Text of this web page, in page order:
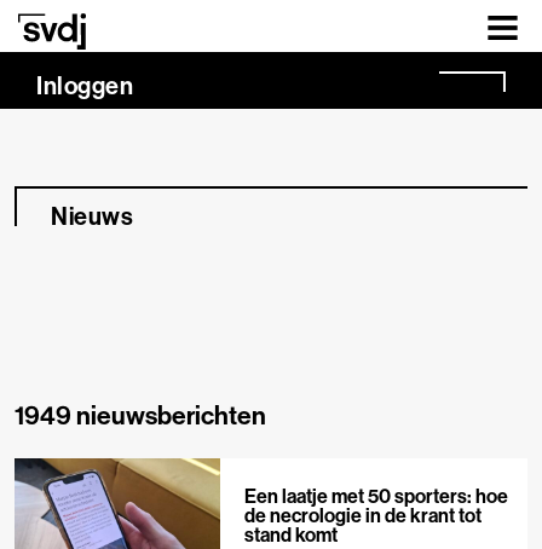
Naar hoofdinhoud
Inloggen
Nieuws
1949 nieuwsberichten
Een laatje met 50 sporters: hoe
de necrologie in de krant tot
stand komt